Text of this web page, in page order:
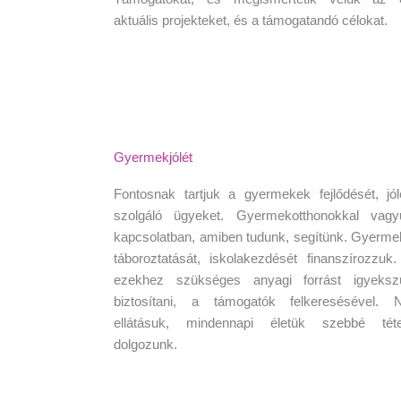
aktuális projekteket, és a támogatandó célokat.
Gyermekjólét
Fontosnak tartjuk a gyermekek fejlődését,
szolgáló ügyeket. Gyermekotthonokkal
kapcsolatban, amiben tudunk, segítünk.
táboroztatását, iskolakezdését
ezekhez szükséges anyagi forrást
biztosítani, a támogatók felkeresésével.
ellátásuk, mindennapi életük szebbé
dolgozunk.